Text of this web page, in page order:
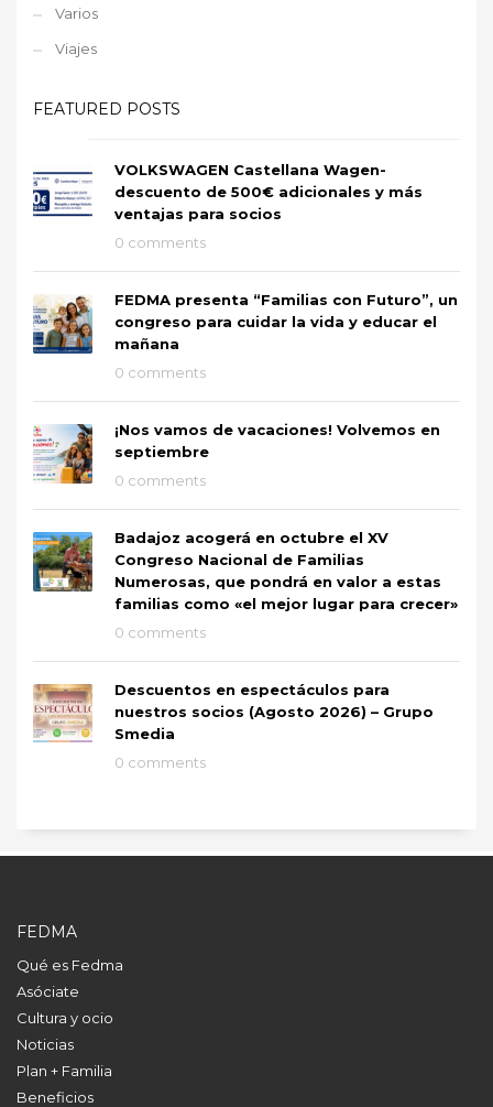
Varios
Viajes
FEATURED POSTS
VOLKSWAGEN Castellana Wagen-
descuento de 500€ adicionales y más
ventajas para socios
0 comments
FEDMA presenta “Familias con Futuro”, un
congreso para cuidar la vida y educar el
mañana
0 comments
¡Nos vamos de vacaciones! Volvemos en
septiembre
0 comments
Badajoz acogerá en octubre el XV
Congreso Nacional de Familias
Numerosas, que pondrá en valor a estas
familias como «el mejor lugar para crecer»
0 comments
Descuentos en espectáculos para
nuestros socios (Agosto 2026) – Grupo
Smedia
0 comments
FEDMA
Qué es Fedma
Asóciate
Cultura y ocio
Noticias
Plan + Familia
Beneficios